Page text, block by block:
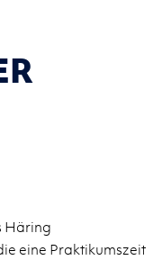
Häring
eine Praktikumszeit